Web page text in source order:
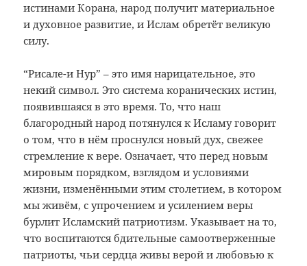
истинами Корана, народ получит материальное
и духовное развитие, и Ислам обретёт великую
силу.
“Рисале-и Нур” – это имя нарицательное, это
некий символ. Это система коранических истин,
появившаяся в это время. То, что наш
благородный народ потянулся к Исламу говорит
о том, что в нём проснулся новый дух, свежее
стремление к вере. Означает, что перед новым
мировым порядком, взглядом и условиями
жизни, изменёнными этим столетием, в котором
мы живём, с упрочением и усилением веры
бурлит Исламский патриотизм. Указывает на то,
что воспитаются бдительные самоотверженные
патриоты, чьи сердца живы верой и любовью к